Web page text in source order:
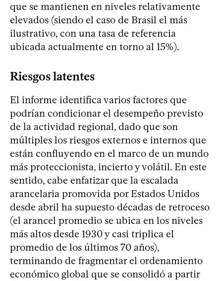
que se mantienen en niveles relativamente
elevados (siendo el caso de Brasil el más
ilustrativo, con una tasa de referencia
ubicada actualmente en torno al 15%).
Riesgos latentes
El informe identifica varios factores que
podrían condicionar el desempeño previsto
de la actividad regional, dado que son
múltiples los riesgos externos e internos que
están confluyendo en el marco de un mundo
más proteccionista, incierto y volátil. En este
sentido, cabe enfatizar que la escalada
arancelaria promovida por Estados Unidos
desde abril ha supuesto décadas de retroceso
(el arancel promedio se ubica en los niveles
más altos desde 1930 y casi triplica el
promedio de los últimos 70 años),
terminando de fragmentar el ordenamiento
económico global que se consolidó a partir